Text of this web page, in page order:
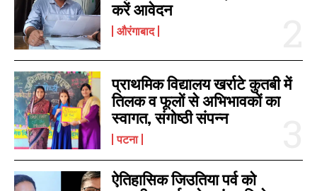
I WANT IN
I've read and accept the
करें आवेदन
औरंगाबाद
प्राथमिक विद्यालय खर्राटे कुतबी में
तिलक व फूलों से अभिभावकों का
स्वागत, संगोष्ठी संपन्न
पटना
ऐतिहासिक जिउतिया पर्व को